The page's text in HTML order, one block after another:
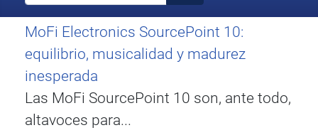
MoFi Electronics SourcePoint 10:
equilibrio, musicalidad y madurez
inesperada
Las MoFi SourcePoint 10 son, ante todo,
altavoces para...